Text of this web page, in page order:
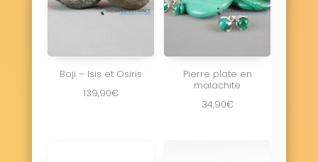
Boji – Isis et Osiris
139,90€
Pierre plate en
malachite
34,90€